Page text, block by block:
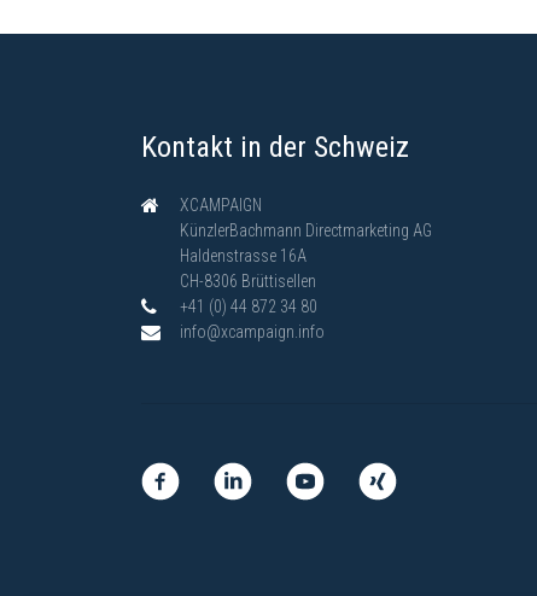
Kontakt in der Schweiz
XCAMPAIGN
KünzlerBachmann Directmarketing AG
Haldenstrasse 16A
CH-8306 Brüttisellen
+41 (0) 44 872 34 80
info@xcampaign.info